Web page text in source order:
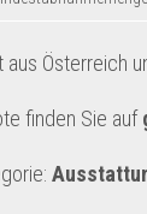
aus Österreich
finden Sie auf